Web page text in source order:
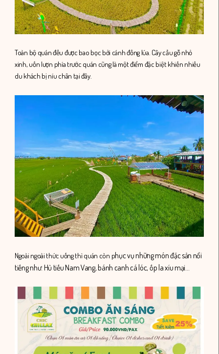
Toàn bộ quán đều được bao bọc bởi cánh đồng lúa. Cây cầu gỗ nhỏ
xinh, uốn lượn phía trước quán cũng là một điểm đặc biệt khiến nhiều
du khách bị níu chân tại đây.
Ngoài ngoài thức uống thì quán còn phục vụ những món đặc sản nổi
tiếng như: Hủ tiếu Nam Vang, bánh canh cá lóc, ốp la xíu mại…